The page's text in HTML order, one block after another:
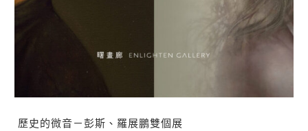
歷史的微音－彭斯、羅展鵬雙個展